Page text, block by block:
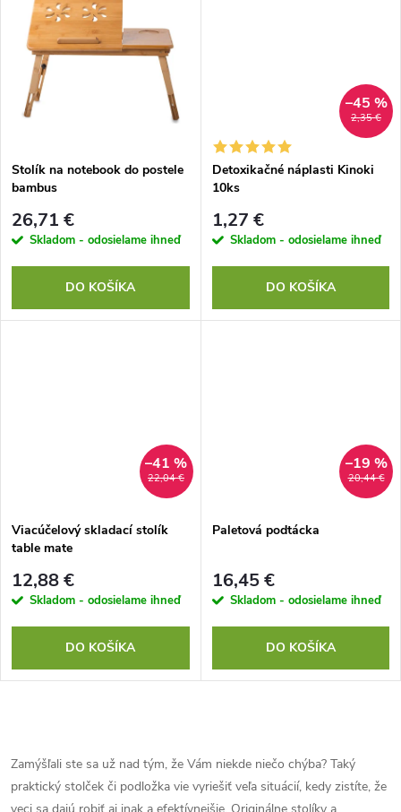
u
k
o
v
u
o
v
Stolík na notebook do postele
bambus
26,71 €
Skladom - odosielame ihneď
DO KOŠÍKA
2,35 €
–45 %
Detoxikačné náplasti Kinoki
10ks
1,27 €
Skladom - odosielame ihneď
DO KOŠÍKA
22,04 €
–41 %
Viacúčelový skladací stolík
table mate
12,88 €
Skladom - odosielame ihneď
DO KOŠÍKA
20,44 €
–19 %
Paletová podtácka
16,45 €
Skladom - odosielame ihneď
DO KOŠÍKA
v
Zamýšľali ste sa už nad tým, že Vám niekde niečo chýba? Taký
praktický stolček či podložka vie vyriešiť veľa situácií, kedy zistíte, že